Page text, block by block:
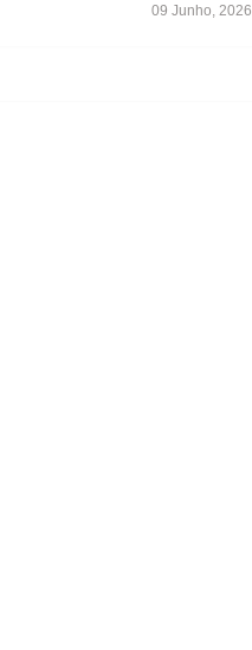
09 Junho, 2026